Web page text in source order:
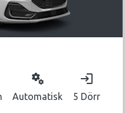
miscellaneous_services
Automatisk
login
5 Dörr